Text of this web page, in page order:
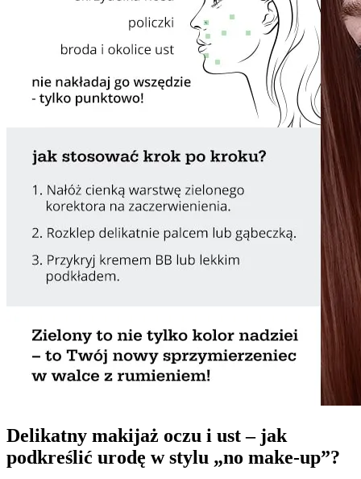
Delikatny makijaż oczu i ust – jak
podkreślić urodę w stylu „no make-up”?